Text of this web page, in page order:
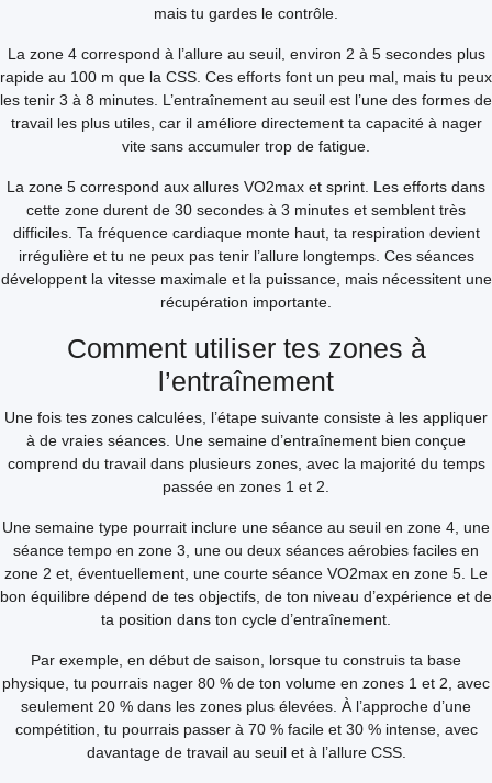
mais tu gardes le contrôle.
La zone 4 correspond à l’allure au seuil, environ 2 à 5 secondes plus
rapide au 100 m que la CSS. Ces efforts font un peu mal, mais tu peux
les tenir 3 à 8 minutes. L’entraînement au seuil est l’une des formes de
travail les plus utiles, car il améliore directement ta capacité à nager
vite sans accumuler trop de fatigue.
La zone 5 correspond aux allures VO2max et sprint. Les efforts dans
cette zone durent de 30 secondes à 3 minutes et semblent très
difficiles. Ta fréquence cardiaque monte haut, ta respiration devient
irrégulière et tu ne peux pas tenir l’allure longtemps. Ces séances
développent la vitesse maximale et la puissance, mais nécessitent une
récupération importante.
Comment utiliser tes zones à
l’entraînement
Une fois tes zones calculées, l’étape suivante consiste à les appliquer
à de vraies séances. Une semaine d’entraînement bien conçue
comprend du travail dans plusieurs zones, avec la majorité du temps
passée en zones 1 et 2.
Une semaine type pourrait inclure une séance au seuil en zone 4, une
séance tempo en zone 3, une ou deux séances aérobies faciles en
zone 2 et, éventuellement, une courte séance VO2max en zone 5. Le
bon équilibre dépend de tes objectifs, de ton niveau d’expérience et de
ta position dans ton cycle d’entraînement.
Par exemple, en début de saison, lorsque tu construis ta base
physique, tu pourrais nager 80 % de ton volume en zones 1 et 2, avec
seulement 20 % dans les zones plus élevées. À l’approche d’une
compétition, tu pourrais passer à 70 % facile et 30 % intense, avec
davantage de travail au seuil et à l’allure CSS.